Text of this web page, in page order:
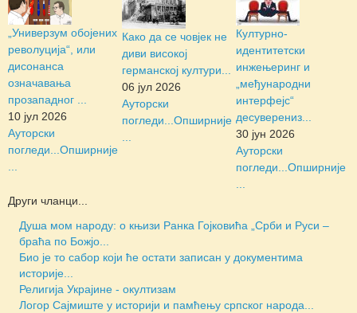
„Универзум обојених
револуција“, или
дисонанса
означавања
прозападног ...
10 јул 2026
Ауторски
погледи... Опширније
Како да се човјек не
диви високој
германској култури...
06 јул 2026
Ауторски
погледи... Опширније
Културно-
идентитетски
инжењеринг и
„међународни
интерфејс“
десуверениз...
30 јун 2026
Ауторски
погледи... Опширније
Други чланци...
Душа мом народу: о књизи Ранка Гојковића „Срби и Руси –
браћа по Божјо...
Био је то сабор који ће остати записан у документима
историје...
Религија Украјине - окултизам
Логор Сајмиште у историји и памћењу српског народа...